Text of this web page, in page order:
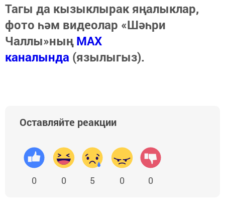
Тагы да кызыклырак яңалыклар,
фото һәм видеолар «Шәһри
Чаллы»ныңMAX
каналында (язылыгыз).
Оставляйте реакции
0 0 5 0 0